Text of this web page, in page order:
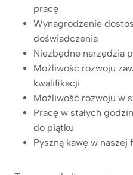
pracę
Wynagrodzenie
doświadczenia
Niezbędne narzędzia
Możliwość rozwoju
kwalifikacji
Możliwość rozwoju w
Pracę w stałych
do piątku
Pyszną kawę w